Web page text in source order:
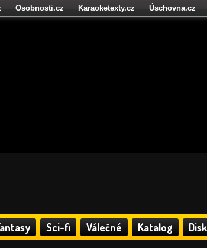
Sci-fi Válečné Katalog
Osobnosti.cz Karaoketexty.cz Úschovna.cz